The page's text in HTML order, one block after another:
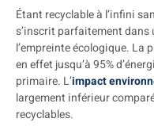
Étant recyclable à l’infini
s’inscrit parfaitement dans
l’empreinte écologique. La
en effet jusqu’à 95%
primaire. L’impact
largement inférieur
recyclables.